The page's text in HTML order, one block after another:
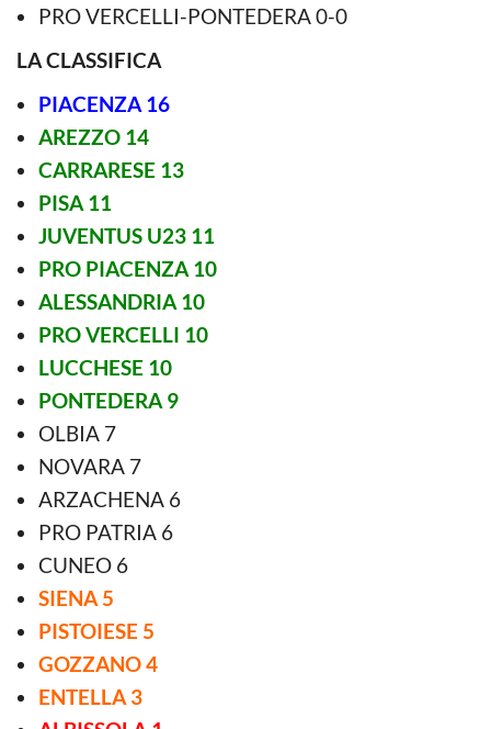
PRO VERCELLI-PONTEDERA 0-0
LA CLASSIFICA
PIACENZA 16
AREZZO 14
CARRARESE 13
PISA 11
JUVENTUS U23 11
PRO PIACENZA 10
ALESSANDRIA 10
PRO VERCELLI 10
LUCCHESE 10
PONTEDERA 9
OLBIA 7
NOVARA 7
ARZACHENA 6
PRO PATRIA 6
CUNEO 6
SIENA 5
PISTOIESE 5
GOZZANO 4
ENTELLA 3